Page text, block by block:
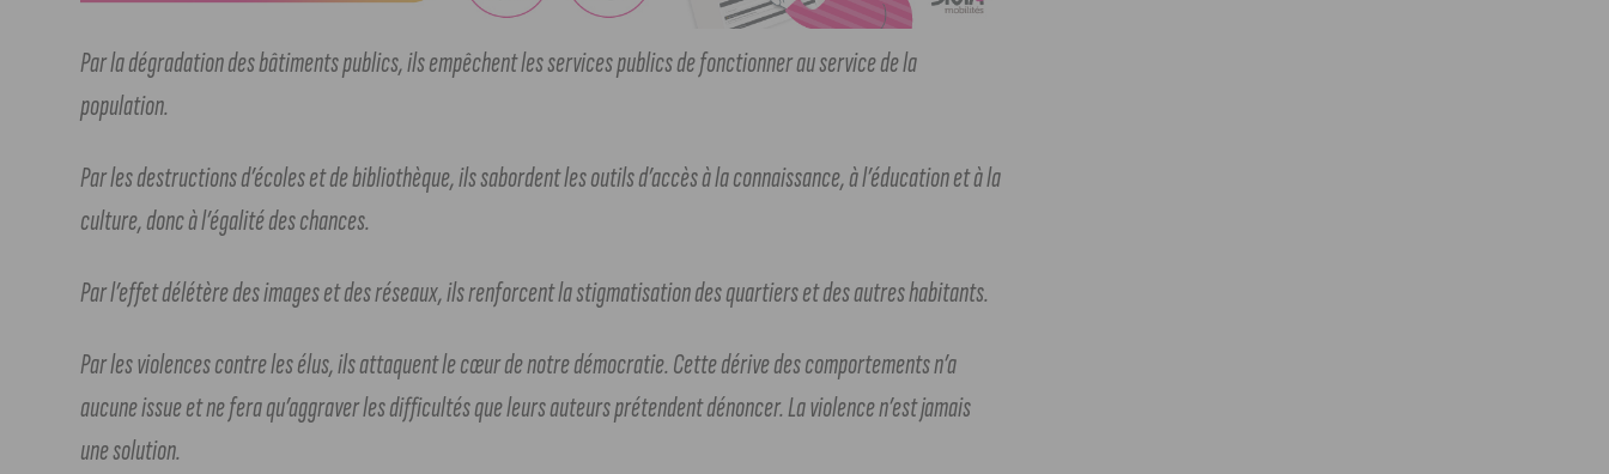
Par la dégradation des bâtiments publics, ils empêchent les services publics de fonctionner au service de la
population.
Par les destructions d’écoles et de bibliothèque, ils sabordent les outils d’accès à la connaissance, à l’éducation et à la
culture, donc à l’égalité des chances.
Par l’effet délétère des images et des réseaux, ils renforcent la stigmatisation des quartiers et des autres habitants.
Par les violences contre les élus, ils attaquent le cœur de notre démocratie. Cette dérive des comportements n’a
aucune issue et ne fera qu’aggraver les difficultés que leurs auteurs prétendent dénoncer. La violence n’est jamais
une solution.